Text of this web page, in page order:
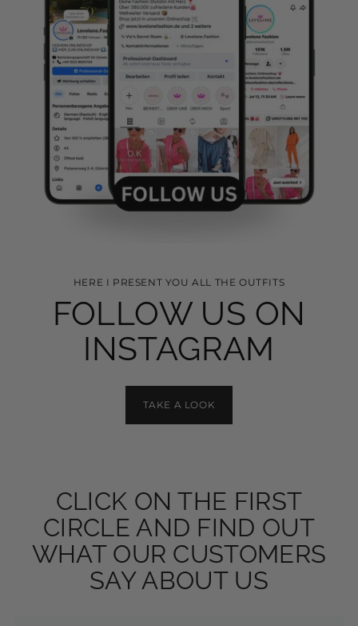
HERE I PRESENT YOU ALL THE OUTFITS
FOLLOW US ON
INSTAGRAM
TAKE A LOOK
CLICK ON THE FIRST
CIRCLE AND FIND OUT
WHAT OUR CUSTOMERS
SAY ABOUT US